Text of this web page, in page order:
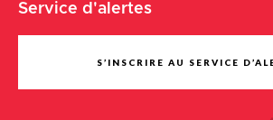
Service d'alertes
S’INSCRIRE AU SERVICE